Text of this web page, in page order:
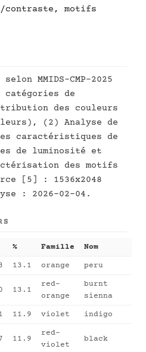
contraste, motifs
MMIDS-CMP-2025
catégories de
des couleurs
(2) Analyse de
caractéristiques de
de luminosité et
des motifs
[5] : 1536x2048
: 2026-02-04.
% Famille Nom
13.1 orange peru
13.1
red-
orange
burnt
sienna
11.9 violet indigo
11.9
red-
violet
black